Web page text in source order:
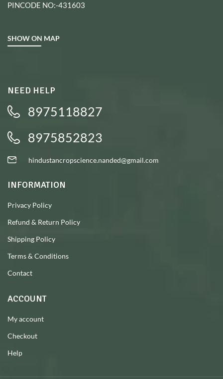
PINCODE NO:-431603
SHOW ON MAP
NEED HELP
8975118827
8975852823
hindustancropscience.nanded@gmail.com
INFORMATION
Privacy Policy
Refund & Return Policy
Shipping Policy
Terms & Conditions
Contact
ACCOUNT
My account
Checkout
Help